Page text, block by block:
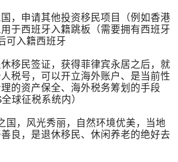
，申请其他投资移民项目（例如香港
于西班牙入籍跳板（需要拥有西班牙
可入籍西班牙
移民签证，获得菲律宾永居之后，就
税号，可以开立海外账户、是当前性
的资产保全、海外税务筹划的手段
球征税系统内）
，风光秀丽，自然环境优美，当地
良，是退休移民、休闲养老的绝好去